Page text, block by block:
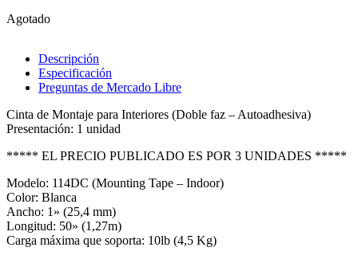
Agotado
Descripción
Especificación
Preguntas de Mercado Libre
Cinta de Montaje para Interiores (Doble faz – Autoadhesiva)
Presentación: 1 unidad
***** EL PRECIO PUBLICADO ES POR 3 UNIDADES *****
Modelo: 114DC (Mounting Tape – Indoor)
Color: Blanca
Ancho: 1» (25,4 mm)
Longitud: 50» (1,27m)
Carga máxima que soporta: 10lb (4,5 Kg)